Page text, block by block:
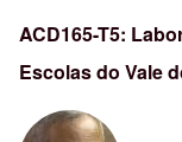
ACD165-T5:
Escolas do Vale